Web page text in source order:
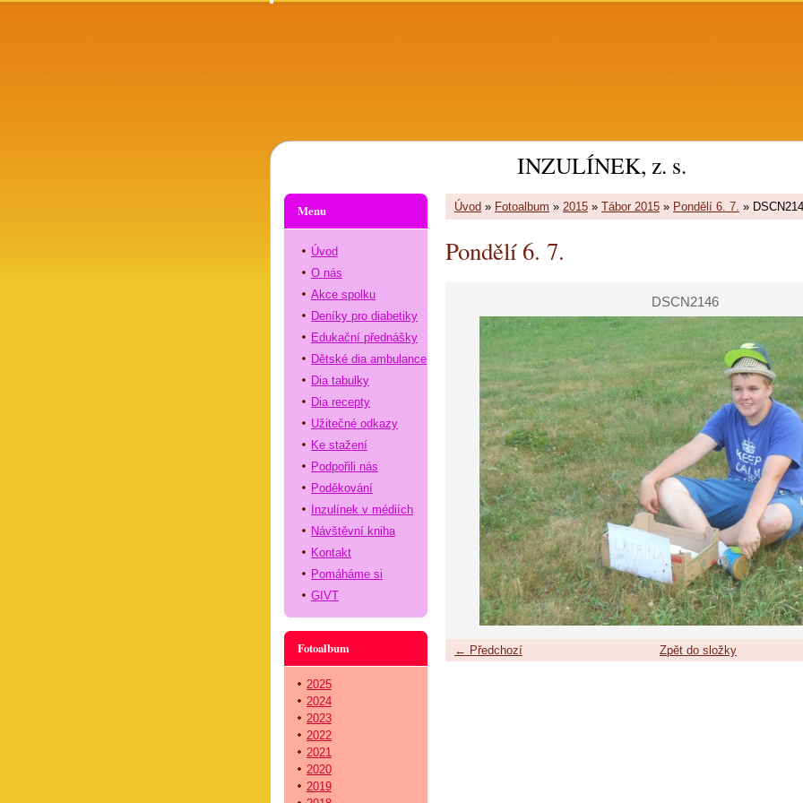
INZULÍNEK, z. s.
Úvod » Fotoalbum » 2015 » Tábor 2015 » Pondělí 6. 7. »
Pondělí 6. 7.
DSCN2146
← Předchozí Zpět do složky
Menu
Úvod
O nás
Akce spolku
Deníky pro diabetiky
Edukační přednášky
Dětské dia ambulance
Dia tabulky
Dia recepty
Užitečné odkazy
Ke stažení
Podpořili nás
Poděkování
Inzulínek v médiích
Návštěvní kniha
Kontakt
Pomáháme si
GIVT
Fotoalbum
2025
2024
2023
2022
2021
2020
2019